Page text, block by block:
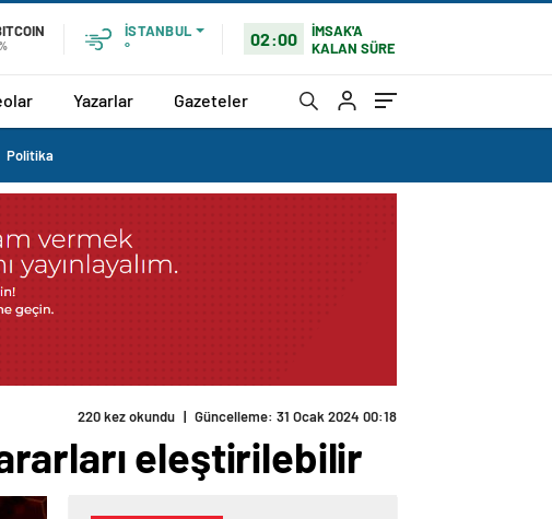
İSTANBUL
°
02:00
İMSAK'A
KALAN SÜRE
Yazarlar Gazeteler
Politika
220 kez okundu | Güncelleme: 31 Ocak 2024 00:18
eleştirilebilir